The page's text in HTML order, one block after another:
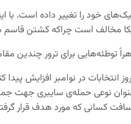
خود را تغییر داده است.
قاسم سلیمانی در سال ۲۰۲۰ به
توطئه‌هایی برای ترور چندین
در نوامبر افزایش پیدا
نوعی حمله‌ی سایبری جهت
کسانی که مورد هدف قرار